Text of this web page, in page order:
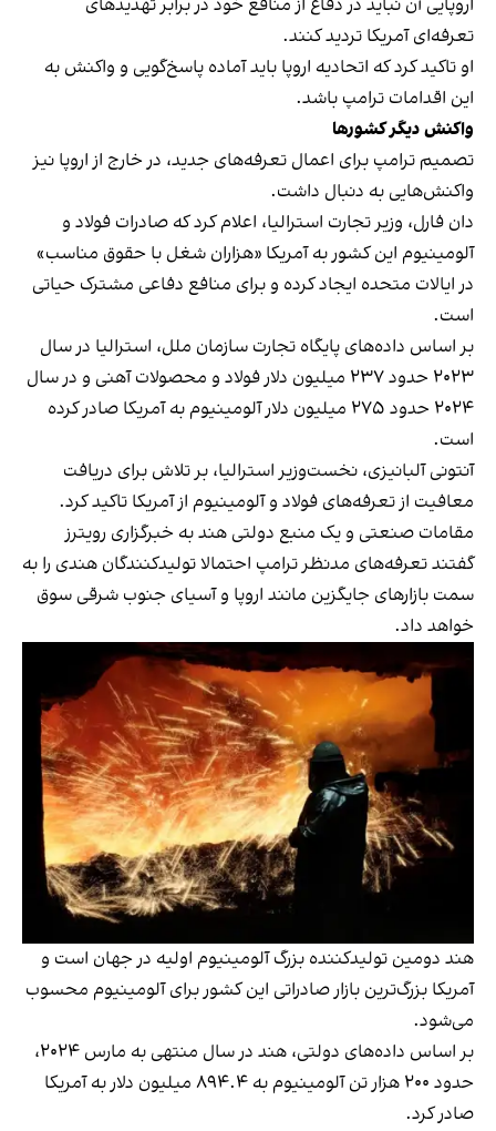
اروپایی آن نباید در دفاع از منافع خود در برابر تهدیدهای
تعرفه‌ای آمریکا تردید کنند.
او تاکید کرد که اتحادیه اروپا باید آماده پاسخ‌گویی و واکنش به
این اقدامات ترامپ باشد.
واکنش دیگر کشورها
تصمیم ترامپ برای اعمال تعرفه‌های جدید، در خارج از اروپا نیز
واکنش‌هایی به دنبال داشت.
دان فارل، وزیر تجارت استرالیا، اعلام کرد که صادرات فولاد و
آلومینیوم این کشور به آمریکا «هزاران شغل با حقوق مناسب»
در ایالات متحده ایجاد کرده و برای منافع دفاعی مشترک حیاتی
است.
بر اساس داده‌های پایگاه تجارت سازمان ملل، استرالیا در سال
۲۰۲۳ حدود ۲۳۷ میلیون دلار فولاد و محصولات آهنی و در سال
۲۰۲۴ حدود ۲۷۵ میلیون دلار آلومینیوم به آمریکا صادر کرده
است.
آنتونی آلبانیزی، نخست‌وزیر استرالیا، بر تلاش برای دریافت
معافیت از تعرفه‌های فولاد و آلومینیوم از آمریکا تاکید کرد.
مقامات صنعتی و یک منبع دولتی هند به خبرگزاری رویترز
گفتند تعرفه‌های مدنظر ترامپ احتمالا تولیدکنندگان هندی را به
سمت بازارهای جایگزین مانند اروپا و آسیای جنوب شرقی سوق
خواهد داد.
هند دومین تولیدکننده بزرگ آلومینیوم اولیه در جهان است و
آمریکا بزرگ‌ترین بازار صادراتی این کشور برای آلومینیوم محسوب
می‌شود.
بر اساس داده‌های دولتی، هند در سال منتهی به مارس ۲۰۲۴،
حدود ۲۰۰ هزار تن آلومینیوم به ۸۹۴.۴ میلیون دلار به آمریکا
صادر کرد.